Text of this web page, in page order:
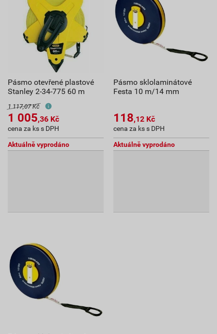
Pásmo otevřené plastové
Stanley 2-34-775 60 m
1 117,07 Kč
1 005,36 Kč
cena za ks s DPH
Aktuálně vyprodáno
Pásmo sklolaminátové
Festa 10 m/14 mm
118,12 Kč
cena za ks s DPH
Aktuálně vyprodáno